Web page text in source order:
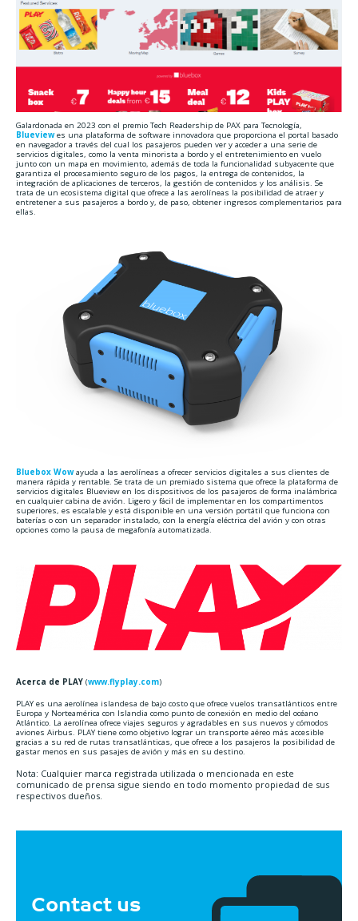
Galardonada en 2023 con el premio Tech Readership de PAX para Tecnología,
Blueviewes una plataforma de software innovadora que proporciona el portal basado
en navegador a través del cual los pasajeros pueden ver y acceder a una serie de
servicios digitales, como la venta minorista a bordo y el entretenimiento en vuelo
junto con un mapa en movimiento, además de toda la funcionalidad subyacente que
garantiza el procesamiento seguro de los pagos, la entrega de contenidos, la
integración de aplicaciones de terceros, la gestión de contenidos y los análisis. Se
trata de un ecosistema digital que ofrece a las aerolíneas la posibilidad de atraer y
entretener a sus pasajeros a bordo y, de paso, obtener ingresos complementarios para
ellas.
Bluebox Wowayuda a las aerolíneas a ofrecer servicios digitales a sus clientes de
manera rápida y rentable. Se trata de un premiado sistema que ofrece la plataforma de
servicios digitales Blueview en los dispositivos de los pasajeros de forma inalámbrica
en cualquier cabina de avión. Ligero y fácil de implementar en los compartimentos
superiores, es escalable y está disponible en una versión portátil que funciona con
baterías o con un separador instalado, con la energía eléctrica del avión y con otras
opciones como la pausa de megafonía automatizada.
Acerca de PLAY (www.flyplay.com)
PLAY es una aerolínea islandesa de bajo costo que ofrece vuelos transatlánticos entre
Europa y Norteamérica con Islandia como punto de conexión en medio del océano
Atlántico. La aerolínea ofrece viajes seguros y agradables en sus nuevos y cómodos
aviones Airbus. PLAY tiene como objetivo lograr un transporte aéreo más accesible
gracias a su red de rutas transatlánticas, que ofrece a los pasajeros la posibilidad de
gastar menos en sus pasajes de avión y más en su destino.
Nota: Cualquier marca registrada utilizada o mencionada en este
comunicado de prensa sigue siendo en todo momento propiedad de sus
respectivos dueños.
Contact us